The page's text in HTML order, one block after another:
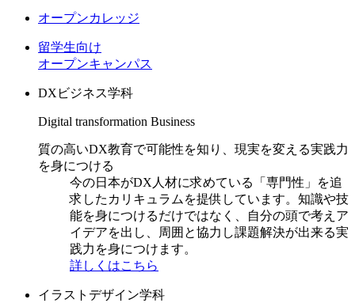
オープンカレッジ
留学生向け
オープンキャンパス
DXビジネス学科
Digital transformation Business
質の高いDX教育で可能性を知り、現実を変える実践力
を身につける
今の日本がDX人材に求めている「専門性」を追
求したカリキュラムを提供しています。知識や技
能を身につけるだけではなく、自分の頭で考えア
イデアを出し、周囲と協力し課題解決が出来る実
践力を身につけます。
詳しくはこちら
イラストデザイン学科